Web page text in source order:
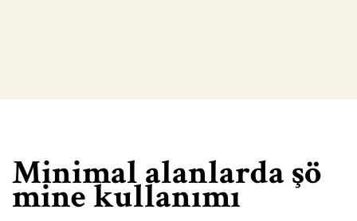
Minimal alanlarda şö
mine kullanımı